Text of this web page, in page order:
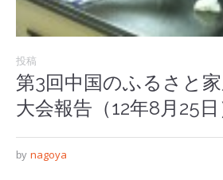
投稿
第3回中国のふるさと
大会報告（12年8月25日
by nagoya